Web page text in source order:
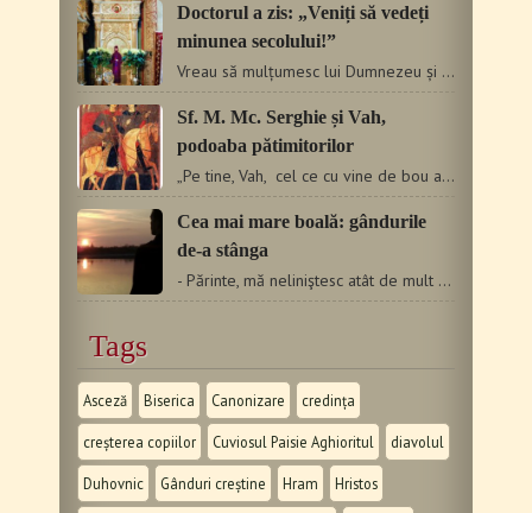
Doctorul a zis: „Veniți să vedeți
minunea secolului!”
Vreau să mulțumesc lui Dumnezeu și Sfântului Efrem pentru…
Sf. M. Mc. Serghie și Vah,
podoaba pătimitorilor
„Pe tine, Vah, cel ce cu vine de bou ai fost bătut până…
Cea mai mare boală: gândurile
de-a stânga
- Părinte, mă neliniştesc atât de mult atunci când am de…
Tags
Asceză Biserica Canonizare credința
creșterea copiilor Cuviosul Paisie Aghioritul diavolul
Duhovnic Gânduri creștine Hram Hristos